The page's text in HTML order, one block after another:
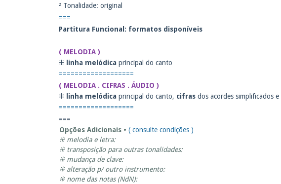
² Tonalidade: original
===
Partitura Funcional: formatos disponíveis
( MELODIA )
⁜ linha melódica principal do canto
===================
( MELODIA . CIFRAS . ÁUDIO )
⁜ linha melódica principal do canto, cifras dos acordes simplificados e
===================
===
Opções Adicionais • ( consulte condições )
⁜ melodia e letra:
⁜ transposição para outras tonalidades:
⁜ mudança de clave:
⁜ alteração p/ outro instrumento:
⁜ nome das notas (NdN):